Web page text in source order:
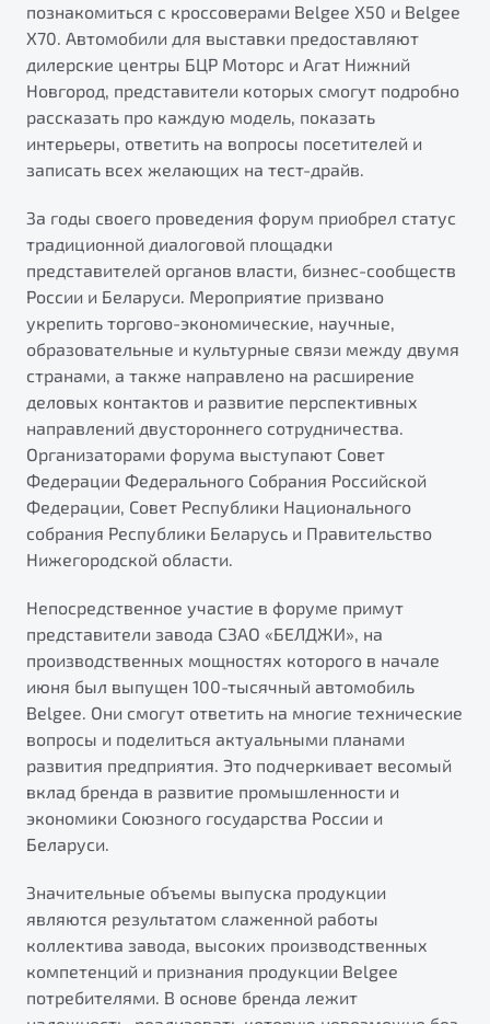
Элегантный и практичный седан
от 1 699 990 ₽*
Обзор В наличии
X70
Универсальный кроссовер
от 2 499 990 ₽*
Обзор В наличии
Узнайте о специальных выгодах при покупке
автомобиля Belgee
Подробно
Тест-драйв
Автокредит
Спецпредложения
Будьте еще более уверены на дорогах с программой
Преимущества программы
Запись на сервис
Калькулятор ТО
Клиентская поддержка
познакомиться с кроссоверами Belgee X50 и Belgee
X70. Автомобили для выставки предоставляют
дилерские центры БЦР Моторс и Агат Нижний
Новгород, представители которых смогут подробно
рассказать про каждую модель, показать
интерьеры, ответить на вопросы посетителей и
записать всех желающих на тест-драйв.
За годы своего проведения форум приобрел статус
традиционной диалоговой площадки
представителей органов власти, бизнес-сообществ
России и Беларуси. Мероприятие призвано
укрепить торгово-экономические, научные,
образовательные и культурные связи между двумя
странами, а также направлено на расширение
деловых контактов и развитие перспективных
направлений двустороннего сотрудничества.
Организаторами форума выступают Совет
Федерации Федерального Собрания Российской
Федерации, Совет Республики Национального
собрания Республики Беларусь и Правительство
Нижегородской области.
Непосредственное участие в форуме примут
представители завода СЗАО «БЕЛДЖИ», на
производственных мощностях которого в начале
июня был выпущен 100-тысячный автомобиль
Belgee. Они смогут ответить на многие технические
вопросы и поделиться актуальными планами
развития предприятия. Это подчеркивает весомый
вклад бренда в развитие промышленности и
экономики Союзного государства России и
Беларуси.
Значительные объемы выпуска продукции
являются результатом слаженной работы
коллектива завода, высоких производственных
компетенций и признания продукции Belgee
потребителями. В основе бренда лежит